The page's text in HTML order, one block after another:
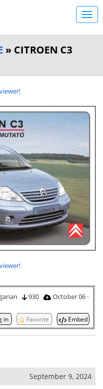
» CITROEN C3
930
October 06 ·
in Favorite Embed
September 9, 2024